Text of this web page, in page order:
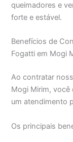
queimadores e
forte e estável.
Benefícios de
Fogatti em Mogi
Ao contratar
Mogi Mirim,
um atendimento
Os principais